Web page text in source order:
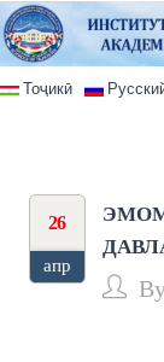
Перейти к
Тоҷикӣ
26
апр